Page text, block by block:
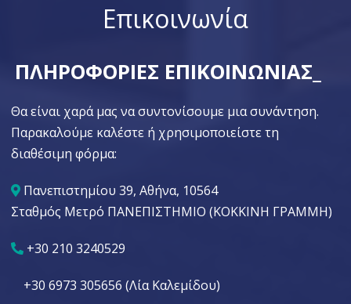
Επικοινωνία
ΠΛΗΡΟΦΟΡΙΕΣ ΕΠΙΚΟΙΝΩΝΙΑΣ_
Θα είναι χαρά μας να συντονίσουμε μια συνάντηση.
Παρακαλούμε καλέστε ή χρησιμοποιείστε τη
διαθέσιμη φόρμα:
Πανεπιστημίου 39, Αθήνα, 10564
Σταθμός Μετρό ΠΑΝΕΠΙΣΤΗΜΙΟ (ΚΟΚΚΙΝΗ ΓΡΑΜΜΗ)
+30 210 3240529
+30 6973 305656 (Λία Καλεμίδου)